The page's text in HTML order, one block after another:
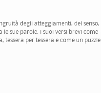
degli atteggiamenti, del senso,
sue parole, i suoi versi brevi come
per tessera e come un puzzle